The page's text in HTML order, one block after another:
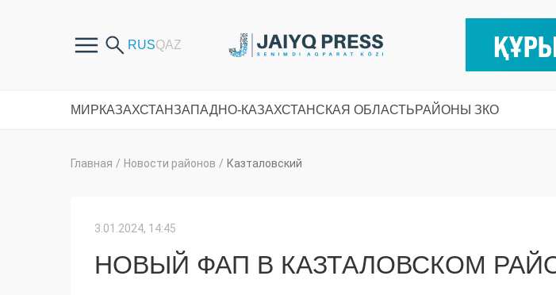
МИРКАЗАХСТАНЗАПАДНО-КАЗАХСТАНСКАЯ ОБЛАСТЬРАЙОНЫ ЗКО
Главная / Новости районов / Казталовский
3.01.2024, 14:45
НОВЫЙ ФАП В КАЗТАЛОВСКОМ